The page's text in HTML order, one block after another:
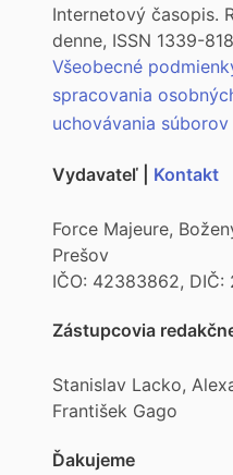
Internetový časopis.
denne, ISSN 1339-
Všeobecné
spracovania
uchovávania
Vydavateľ | Kontakt
Force Majeure,
Prešov
IČO: 42383862, DIČ:
Zástupcovia
Stanislav Lacko,
František Gago
Ďakujeme